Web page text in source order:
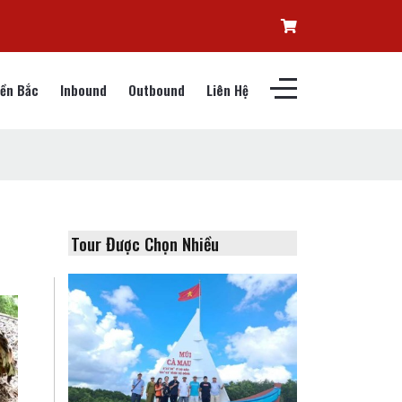
Bắc Inbound Outbound Liên Hệ
Tour Được Chọn Nhiều